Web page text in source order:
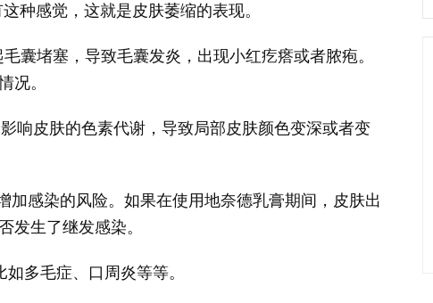
种感觉，这就是皮肤萎缩的表现。
囊堵塞，导致毛囊发炎，出现小红疙瘩或者脓疱。
况。
响皮肤的色素代谢，导致局部皮肤颜色变深或者变
加感染的风险。如果在使用地奈德乳膏期间，皮肤出
发生了继发感染。
多毛症、口周炎等等。